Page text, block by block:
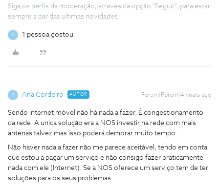
Siga os perfis da moderação, através da opção "Seguir", para estar
sempre a par das ultimas novidades.
A 1 pessoa gostou
A Ana Cordeiro AUTOR Forum|Forum|4 years ago
Sendo internet móvel não há nada a fazer. É congestionamento
da rede. A unica solução era a NOS investir na rede com mais
antenas talvez mas isso poderá demorar muito tempo.
Não haver nada a fazer não me parece aceitável, tendo em conta
que estou a pagar um serviço e não consigo fazer praticamente
nada com ele (Internet). Se a NOS oferece um serviço tem de ter
soluções para os seus problemas…